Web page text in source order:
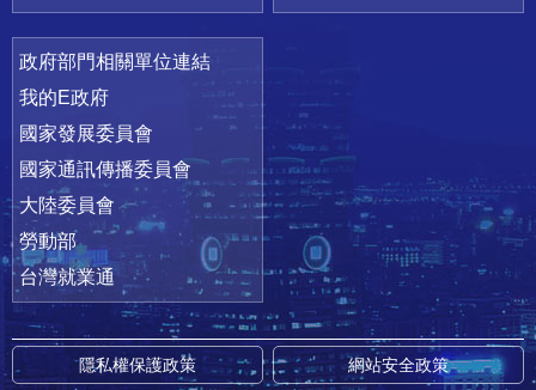
政府部門相關單位連結
我的E政府
國家發展委員會
國家通訊傳播委員會
大陸委員會
勞動部
台灣就業通
隱私權保護政策 網站安全政策